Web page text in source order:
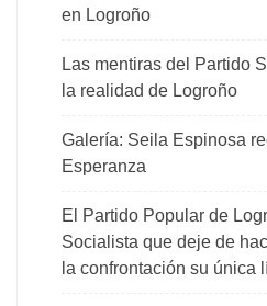
en Logroño
Las mentiras del Partido
la realidad de Logroño
Galería: Seila Espinosa
Esperanza
El Partido Popular de
Socialista que deje de
la confrontación su única